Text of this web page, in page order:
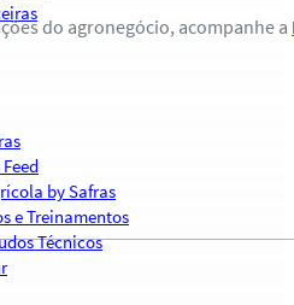
by Safras
e Treinamentos
Técnicos
do agronegócio, acompanhe a